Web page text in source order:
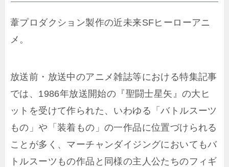
葦プロダクション製作の近未来SFヒーローアニ
メ。
放送前・放送中のアニメ雑誌等における特集記事
では、1986年放送開始の『聖闘士星矢』の大ヒ
ットを受けて作られた、いわゆる「バトルスーツ
もの」や「装着もの」の一作品に位置づけられる
ことが多く、マーチャンダイジングにおいてもバ
トルスーツもの作品と同様の主人公たちのフィギ